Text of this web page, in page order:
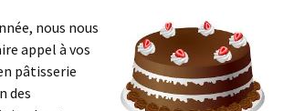
nous nous
appel à vos
pâtisserie
des